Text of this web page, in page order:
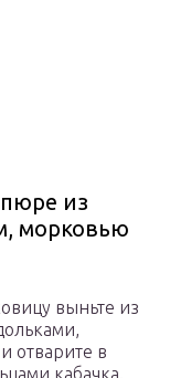
из
морковью
выньте из
отварите в
кабачка.